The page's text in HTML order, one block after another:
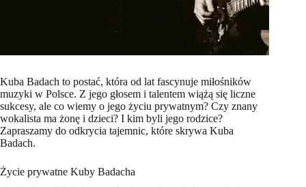
Kuba Badach to postać, która od lat fascynuje miłośników
muzyki w Polsce. Z jego głosem i talentem wiążą się liczne
sukcesy, ale co wiemy o jego życiu prywatnym? Czy znany
wokalista ma żonę i dzieci? I kim byli jego rodzice?
Zapraszamy do odkrycia tajemnic, które skrywa Kuba
Badach.
Życie prywatne Kuby Badacha